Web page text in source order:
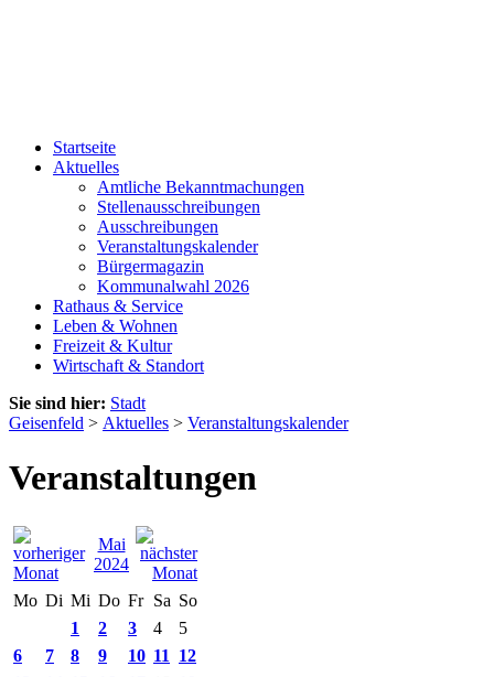
Startseite
Aktuelles
Amtliche Bekanntmachungen
Stellenausschreibungen
Ausschreibungen
Veranstaltungskalender
Bürgermagazin
Kommunalwahl 2026
Rathaus & Service
Leben & Wohnen
Freizeit & Kultur
Wirtschaft & Standort
Sie sind hier: Stadt
Geisenfeld > Aktuelles > Veranstaltungskalender
Veranstaltungen
Mai
2024
Mo Di Mi Do Fr Sa So
1
2 3 4
5
6
7 8 9 10 11
12